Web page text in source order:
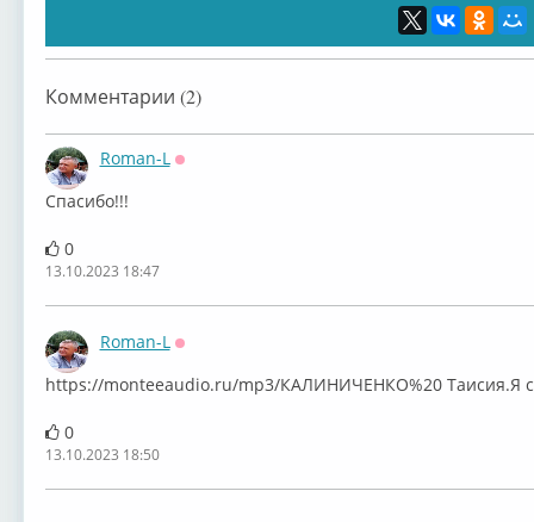
Комментарии (2)
Roman-L
Спасибо!!!
0
13.10.2023 18:47
Roman-L
⁣https://monteeaudio.ru/mp3/КАЛИНИЧЕНКО%20 Таисия.Я
0
13.10.2023 18:50